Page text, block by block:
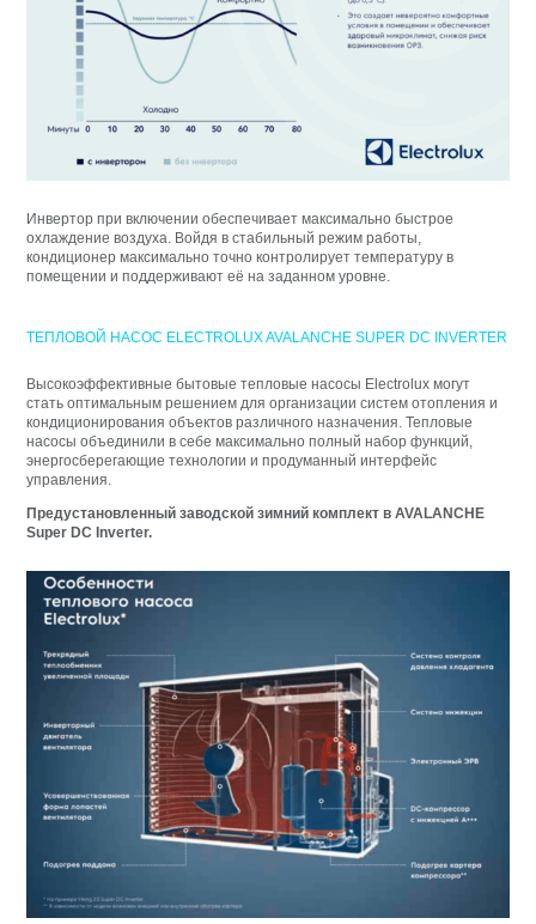
Инвертор при включении обеспечивает максимально быстрое
охлаждение воздуха. Войдя в стабильный режим работы,
кондиционер максимально точно контролирует температуру в
помещении и поддерживают её на заданном уровне.
ТЕПЛОВОЙ НАСОС ELECTROLUX AVALANCHE SUPER DC INVERTER
Высокоэффективные бытовые тепловые насосы Electrolux могут
стать оптимальным решением для организации систем отопления и
кондиционирования объектов различного назначения. Тепловые
насосы объединили в себе максимально полный набор функций,
энергосберегающие технологии и продуманный интерфейс
управления.
Предустановленный заводской зимний комплект в AVALANCHE
Super DC Inverter.